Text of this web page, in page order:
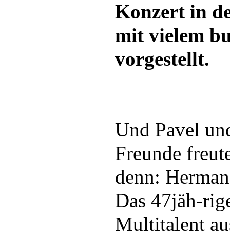
Konzert in
mit vielem
vorgestellt.
Und Pavel
Freunde
denn:
Das 47jäh-
Multitalent